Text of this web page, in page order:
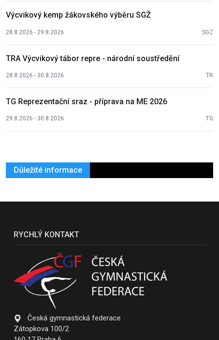
Výcvikový kemp žákovského výběru SGŽ
28.8.2026 - 29.8.2026 SGZ
TRA Výcvikový tábor repre - národní soustředění
28.8.2026 - 30.8.2026 TR
TG Reprezentační sraz - příprava na ME 2026
29.8.2026 - 30.8.2026 TG
Důležité informace
RYCHLÝ KONTAKT
Česká gymnastická federace
Zátopkova 100/2